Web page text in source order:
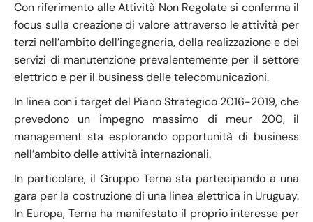
Con riferimento alle Attività Non Regolate si conferma il
focus sulla creazione di valore attraverso le attività per
terzi nell’ambito dell’ingegneria, della realizzazione e dei
servizi di manutenzione prevalentemente per il settore
elettrico e per il business delle telecomunicazioni.
In linea con i target del Piano Strategico 2016-2019, che
prevedono un impegno massimo di meur 200, il
management sta esplorando opportunità di business
nell’ambito delle attività internazionali.
In particolare, il Gruppo Terna sta partecipando a una
gara per la costruzione di una linea elettrica in Uruguay.
In Europa, Terna ha manifestato il proprio interesse per